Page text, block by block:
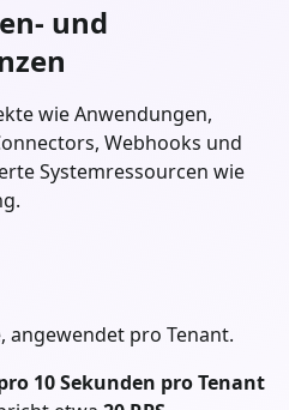
und
wie Anwendungen,
Webhooks und
Systemressourcen wie
angewendet pro Tenant.
10 Sekunden pro Tenant